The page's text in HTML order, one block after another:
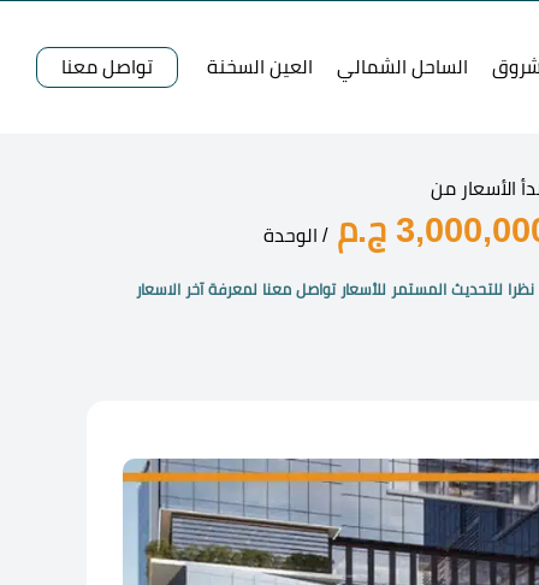
الساحل الشمالي العين السخنة تواصل معنا
الأسعار من
ج.م / الوحدة
نظرا للتحديث المستمر للأسعار تواصل معنا لمعرفة آخر الاسعار